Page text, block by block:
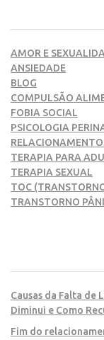
AMOR E
ANSIEDADE
BLOG
COMPULSÃO
FOBIA SOCIAL
PSICOLOGIA
TERAPIA PARA
TERAPIA SEXUAL
TOC
TRANSTORNO
Causas da Falta de
Diminui e Como
Fim do